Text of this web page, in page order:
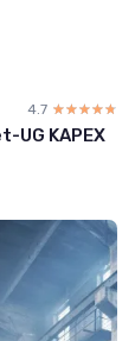
4.7 ☆☆☆☆☆
★★★★★
UG KAPEX